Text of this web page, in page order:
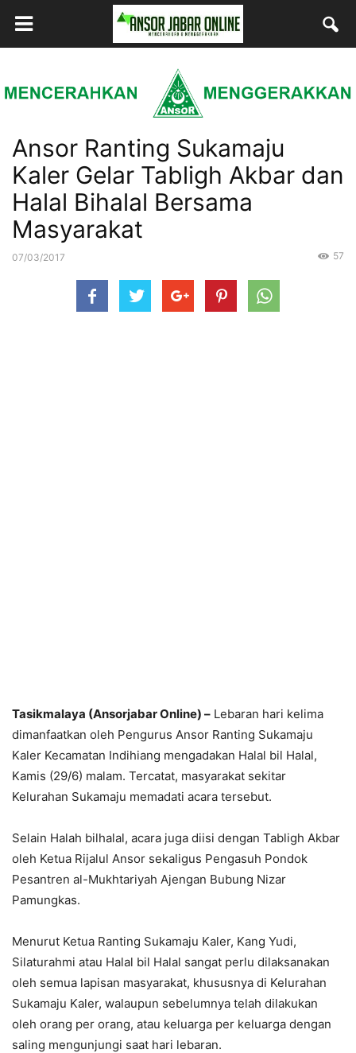
Ansor Ranting Sukamaju
Kaler Gelar Tabligh Akbar dan
Halal Bihalal Bersama
Masyarakat
07/03/2017 57
Tasikmalaya (Ansorjabar Online) – Lebaran hari kelima
dimanfaatkan oleh Pengurus Ansor Ranting Sukamaju
Kaler Kecamatan Indihiang mengadakan Halal bil Halal,
Kamis (29/6) malam. Tercatat, masyarakat sekitar
Kelurahan Sukamaju memadati acara tersebut.
Selain Halah bilhalal, acara juga diisi dengan Tabligh Akbar
oleh Ketua Rijalul Ansor sekaligus Pengasuh Pondok
Pesantren al-Mukhtariyah Ajengan Bubung Nizar
Pamungkas.
Menurut Ketua Ranting Sukamaju Kaler, Kang Yudi,
Silaturahmi atau Halal bil Halal sangat perlu dilaksanakan
oleh semua lapisan masyarakat, khususnya di Kelurahan
Sukamaju Kaler, walaupun sebelumnya telah dilakukan
oleh orang per orang, atau keluarga per keluarga dengan
saling mengunjungi saat hari lebaran.